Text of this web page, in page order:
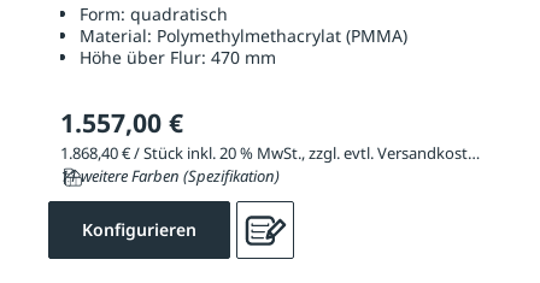
Form: quadratisch
Material: Polymethylmethacrylat (PMMA)
Höhe über Flur: 470 mm
1.557,00 €
1.868,40 € / Stück inkl. 20 % MwSt., zzgl. evtl. Versandkosten
11 weitere Farben (Spezifikation)
Konfigurieren